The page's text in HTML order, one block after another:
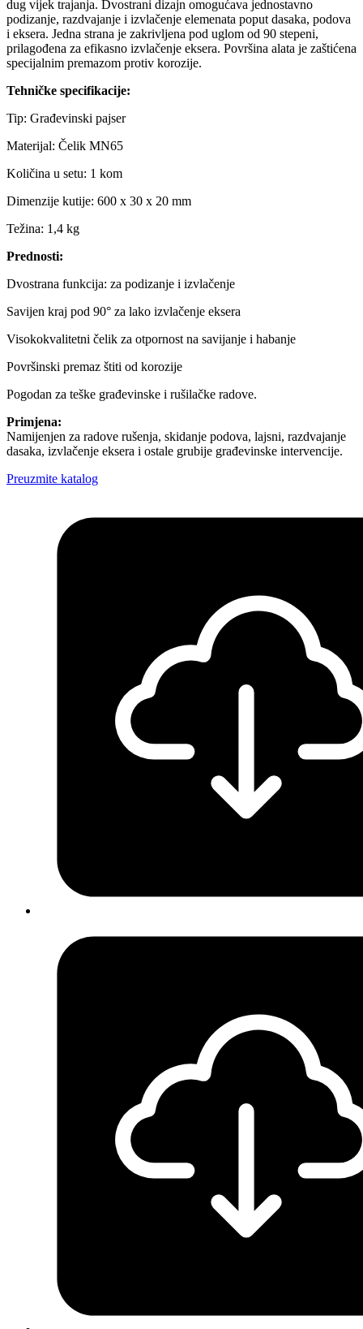
dug vijek trajanja. Dvostrani dizajn omogućava jednostavno
podizanje, razdvajanje i izvlačenje elemenata poput dasaka, podova
i eksera. Jedna strana je zakrivljena pod uglom od 90 stepeni,
prilagođena za efikasno izvlačenje eksera. Površina alata je zaštićena
specijalnim premazom protiv korozije.
Tehničke specifikacije:
Tip: Građevinski pajser
Materijal: Čelik MN65
Količina u setu: 1 kom
Dimenzije kutije: 600 x 30 x 20 mm
Težina: 1,4 kg
Prednosti:
Dvostrana funkcija: za podizanje i izvlačenje
Savijen kraj pod 90° za lako izvlačenje eksera
Visokokvalitetni čelik za otpornost na savijanje i habanje
Površinski premaz štiti od korozije
Pogodan za teške građevinske i rušilačke radove.
Primjena:
Namijenjen za radove rušenja, skidanje podova, lajsni, razdvajanje
dasaka, izvlačenje eksera i ostale grubije građevinske intervencije.
Preuzmite katalog